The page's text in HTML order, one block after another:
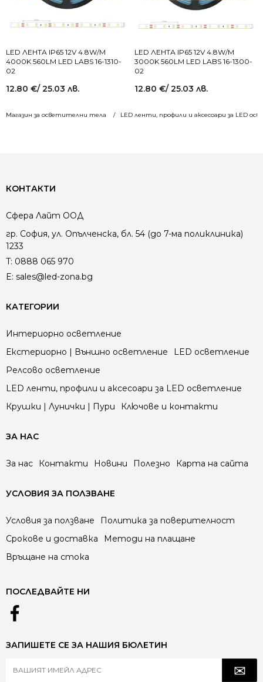
Магазин за осветителни тела LED ленти, профили и аксесоари за LED
LED ЛЕНТА IP65 12V 4.8W/M
4000K 560LM LED LABS 16-1310-
02
12.80 €/ 25.03 лв.
LED ЛЕНТА IP65 12V 4.8W/M
3000K 560LM LED LABS 16-1300-
02
12.80 €/ 25.03 лв.
КОНТАКТИ
Сфера Лайт ООД
гр. София, ул. Опълченска, бл. 54 (до 7-ма поликлиника)
1233
T: 0888 065 970
E: sales@led-zona.bg
КАТЕГОРИИ
Интериорно осветление
Екстериорно | Външно осветление
LED осветление
Релсово осветление
LED ленти, профили и аксесоари за LED осветление
Крушки | Лунички | Пури
Ключове и контакти
ЗА НАС
За нас Контакти Новини Полезно Карта на сайта
УСЛОВИЯ ЗА ПОЛЗВАНЕ
Условия за ползване
Политика за поверителност
Срокове и доставка
Методи на плащане
Връщане на стока
ПОСЛЕДВАЙТЕ НИ
ЗАПИШЕТЕ СЕ ЗА НАШИЯ БЮЛЕТИН